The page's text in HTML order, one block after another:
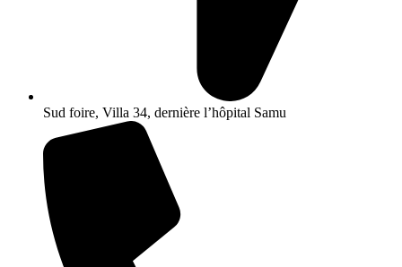
Sud foire, Villa 34, dernière l’hôpital Samu